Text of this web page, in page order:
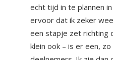
echt tijd in te plannen
ervoor dat ik zeker
een stapje zet richting
klein ook – is er een,